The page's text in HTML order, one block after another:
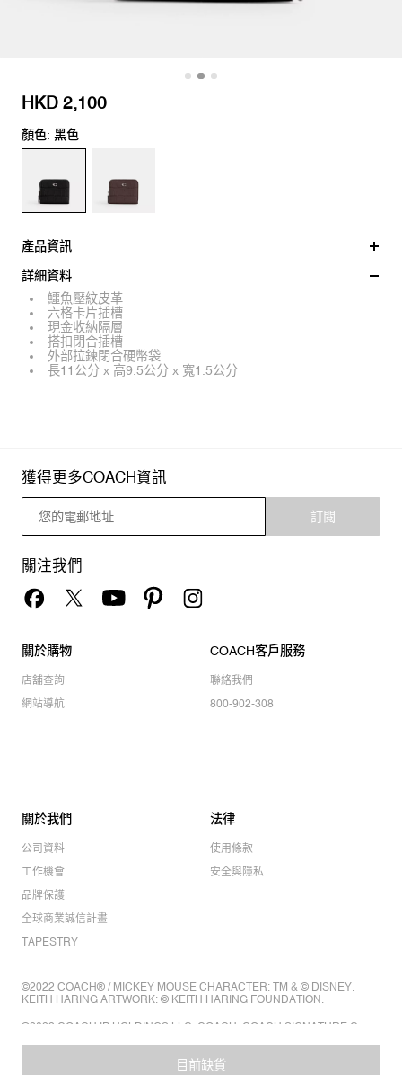
HKD 2,100
顏色: 黑色
產品資訊
詳細資料
鱷魚壓紋皮革
六格卡片插槽
現金收納隔層
搭扣閉合插槽
外部拉鍊閉合硬幣袋
長11公分 x 高9.5公分 x 寬1.5公分
目前缺貨
獲得更多COACH資訊
訂閱
關注我們
關於購物
店舖查詢
網站導航
COACH客戶服務
聯絡我們
800-902-308
關於我們
公司資料
工作機會
品牌保護
全球商業誠信計畫
TAPESTRY
法律
使用條款
安全與隱私
©2022 COACH® / MICKEY MOUSE CHARACTER: TM & © DISNEY.
KEITH HARING ARTWORK: © KEITH HARING FOUNDATION.
©2022 COACH IP HOLDINGS LLC. COACH, COACH SIGNATURE C